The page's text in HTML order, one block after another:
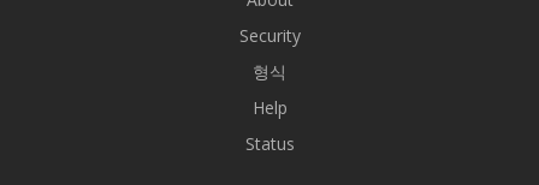
Security
형식
Help
Status